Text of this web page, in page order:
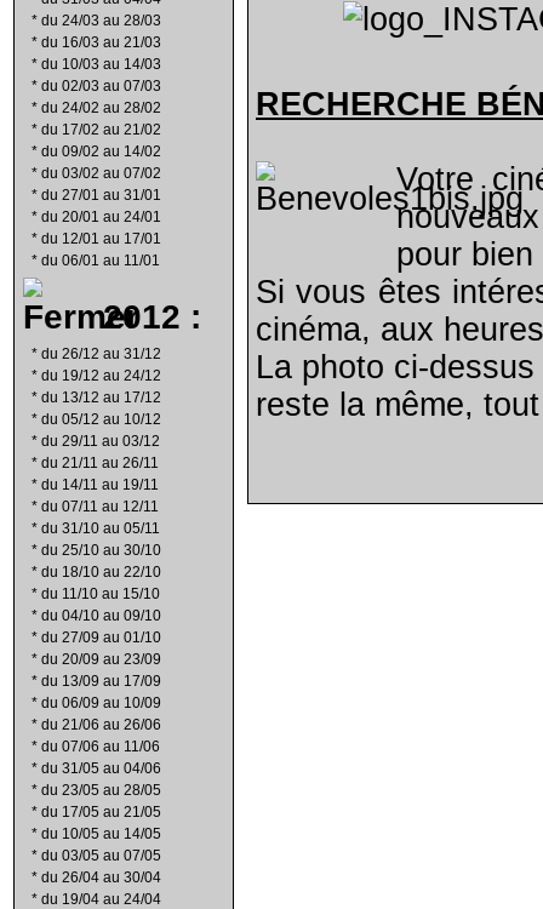
* du 24/03 au 28/03
* du 16/03 au 21/03
* du 10/03 au 14/03
* du 02/03 au 07/03
* du 24/02 au 28/02
* du 17/02 au 21/02
* du 09/02 au 14/02
* du 03/02 au 07/02
* du 27/01 au 31/01
* du 20/01 au 24/01
* du 12/01 au 17/01
* du 06/01 au 11/01
2012 :
* du 26/12 au 31/12
* du 19/12 au 24/12
* du 13/12 au 17/12
* du 05/12 au 10/12
* du 29/11 au 03/12
* du 21/11 au 26/11
* du 14/11 au 19/11
* du 07/11 au 12/11
* du 31/10 au 05/11
* du 25/10 au 30/10
* du 18/10 au 22/10
* du 11/10 au 15/10
* du 04/10 au 09/10
* du 27/09 au 01/10
* du 20/09 au 23/09
* du 13/09 au 17/09
* du 06/09 au 10/09
* du 21/06 au 26/06
* du 07/06 au 11/06
* du 31/05 au 04/06
* du 23/05 au 28/05
* du 17/05 au 21/05
* du 10/05 au 14/05
* du 03/05 au 07/05
* du 26/04 au 30/04
* du 19/04 au 24/04
RECHERCHE BÉ
Votre
pour bien
Si vous êtes
cinéma, aux
La photo ci-
reste la même,